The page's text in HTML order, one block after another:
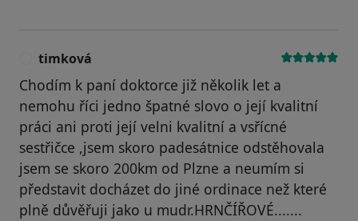
timková
Chodím k paní doktorce již několik let a
nemohu říci jedno špatné slovo o její kvalitní
práci ani proti její velni kvalitní a vsřícné
sestřičce ,jsem skoro padesátnice odstěhovala
jsem se skoro 200km od Plzne a neumím si
představit docházet do jiné ordinace než které
plně důvěřuji jako u mudr.HRNČÍŘOVÉ.......